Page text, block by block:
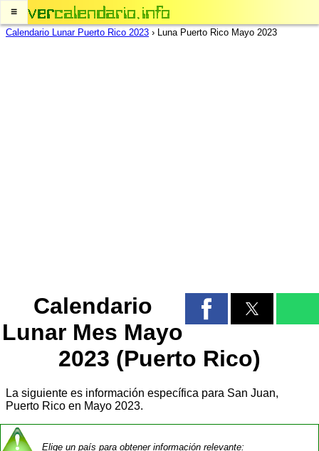
≡
Calendario Lunar Puerto Rico 2023 › Luna Puerto Rico Mayo 2023
Calendario
Lunar Mes Mayo
2023 (Puerto Rico)
La siguiente es información específica para San Juan,
Puerto Rico en Mayo 2023.
Elige un país para obtener información relevante: